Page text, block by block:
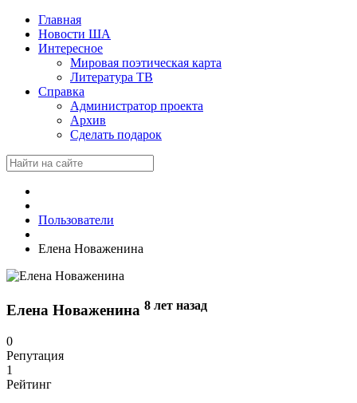
Главная
Новости ША
Интересное
Мировая поэтическая карта
Литература ТВ
Справка
Администратор проекта
Архив
Сделать подарок
Пользователи
Елена Новаженина
Елена Новаженина 8 лет назад
0
Репутация
1
Рейтинг